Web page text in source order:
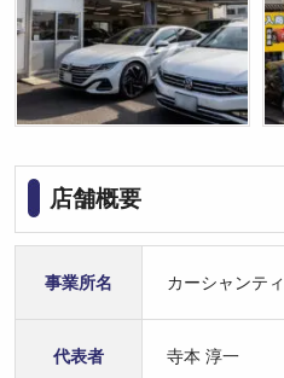
店舗概要
事業所名 カーシャンティ
代表者 寺本 淳一